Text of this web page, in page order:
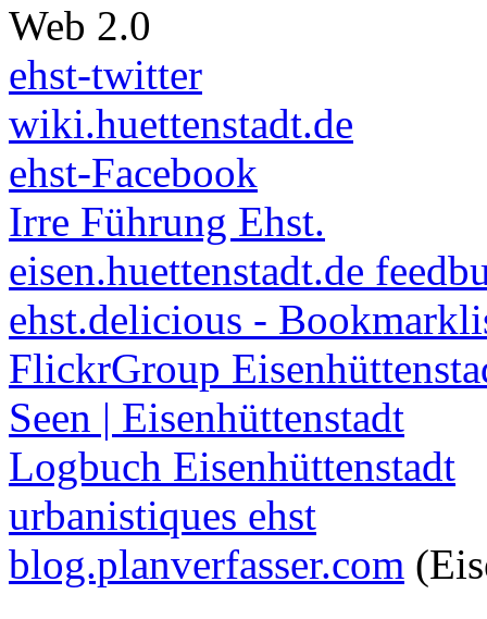
Web 2.0
ehst-twitter
wiki.huettenstadt.de
ehst-Facebook
Irre Führung Ehst.
eisen.huettenstadt.de
ehst.delicious -
FlickrGroup
Seen | Eisenhüttenstadt
Logbuch Eisenhüttenstadt
urbanistiques ehst
blog.planverfasser.com